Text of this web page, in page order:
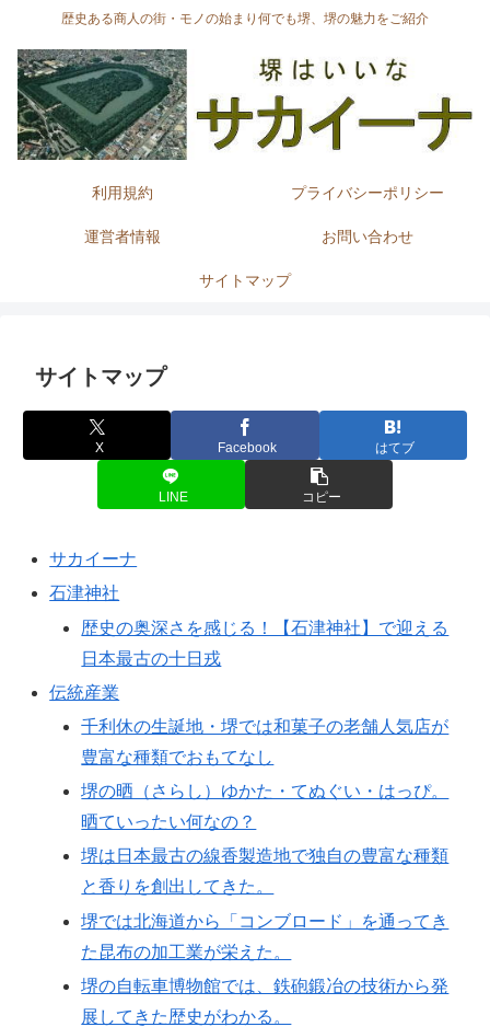
歴史ある商人の街・モノの始まり何でも堺、堺の魅力をご紹介
利用規約 プライバシーポリシー
運営者情報 お問い合わせ
サイトマップ
サイトマップ
X Facebook はてブ
LINE コピー
サカイーナ
石津神社
歴史の奥深さを感じる！【石津神社】で迎える
日本最古の十日戎
伝統産業
千利休の生誕地・堺では和菓子の老舗人気店が
豊富な種類でおもてなし
堺の晒（さらし）ゆかた・てぬぐい・はっぴ。
晒ていったい何なの？
堺は日本最古の線香製造地で独自の豊富な種類
と香りを創出してきた。
堺では北海道から「コンブロード」を通ってき
た昆布の加工業が栄えた。
堺の自転車博物館では、鉄砲鍛冶の技術から発
展してきた歴史がわかる。